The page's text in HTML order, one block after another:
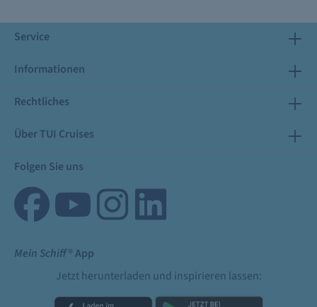
Service
Informationen
Rechtliches
Über TUI Cruises
Folgen Sie uns
Mein Schiff® App
Jetzt herunterladen und inspirieren lassen: